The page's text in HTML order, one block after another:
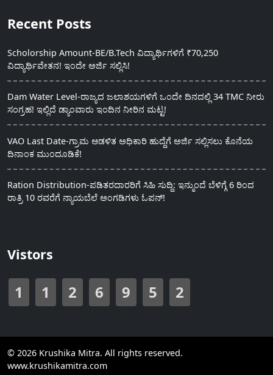
Recent Posts
Scholorship Amount-BE/B.Tech ವಿದ್ಯಾರ್ಥಿಗಳಿಗೆ ₹70,250
ವಿದ್ಯಾರ್ಥಿವೇತನ! ಇಂದೇ ಅರ್ಜಿ ಸಲ್ಲಿಸಿ!
Dam Water Level-ರಾಜ್ಯದ ಜಲಾಶಯಗಳಿಗೆ ಒಂದೇ ದಿನದಲ್ಲಿ 34 TMC ನೀರು
ಸಂಗ್ರಹ! ಇಲ್ಲಿದೆ ಡ್ಯಾಂವಾರು ಇಂದಿನ ನೀರಿನ ಮಟ್ಟ!
VAO Last Date-ಗ್ರಾಮ ಆಡಳಿತ ಅಧಿಕಾರಿ ಹುದ್ದೆಗೆ ಅರ್ಜಿ ಸಲ್ಲಿಸಲು ಕೊನೆಯ
ದಿನಾಂಕ ಮುಂದೂಡಿಕೆ!
Ration Distribution-ಪಡಿತರದಾರರಿಗೆ ಸಿಹಿ ಸುದ್ದಿ: ಇನ್ಮುಂದೆ ಬೆಳಿಗ್ಗೆ 6 ರಿಂದ
ರಾತ್ರಿ 10 ರವರೆಗೆ ನ್ಯಾಯಬೆಲೆ ಅಂಗಡಿಗಳು ಓಪನ್!
Vistors
1 1 2 6 9 5 2
© 2026 Krushika Mitra. All rights reserved.
www.krushikamitra.com